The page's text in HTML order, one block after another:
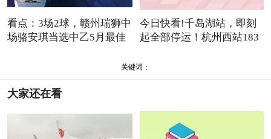
看点：3场2球，赣州瑞狮中
场骆安琪当选中乙5月最佳
今日快看!千岛湖站，即刻
起全部停运！杭州西站183
关键词：
大家还在看